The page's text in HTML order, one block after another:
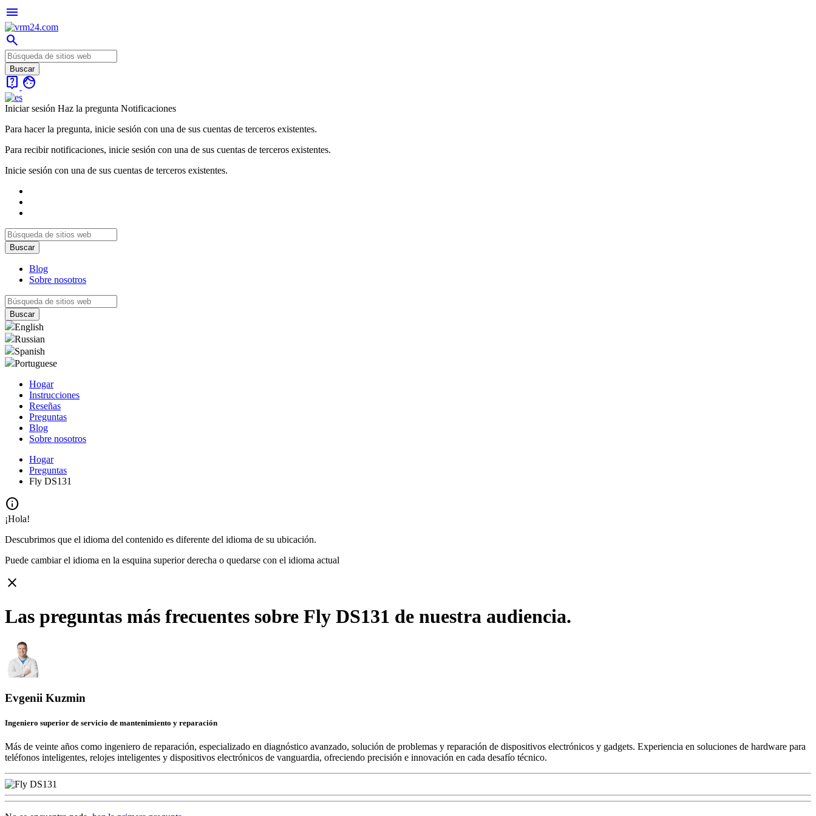
menu
search
live_help face
Iniciar sesión Haz la pregunta Notificaciones
Para hacer la pregunta, inicie sesión con una de sus cuentas de terceros existentes.
Para recibir notificaciones, inicie sesión con una de sus cuentas de terceros existentes.
Inicie sesión con una de sus cuentas de terceros existentes.
Blog
Sobre nosotros
English
Russian
Spanish
Portuguese
Hogar
Instrucciones
Reseñas
Preguntas
Blog
Sobre nosotros
Hogar
Preguntas
Fly DS131
info
¡Hola!
Descubrimos que el idioma del contenido es diferente del idioma de su ubicación.
Puede cambiar el idioma en la esquina superior derecha o quedarse con el idioma actual
close
Las preguntas más frecuentes sobre Fly DS131 de nuestra audiencia.
Evgenii Kuzmin
Ingeniero superior de servicio de mantenimiento y reparación
Más de veinte años como ingeniero de reparación, especializado en diagnóstico avanzado, solución de problemas y reparación de dispositivos electrónicos y gadgets. Experiencia en soluciones de hardware para
teléfonos inteligentes, relojes inteligentes y dispositivos electrónicos de vanguardia, ofreciendo precisión e innovación en cada desafío técnico.